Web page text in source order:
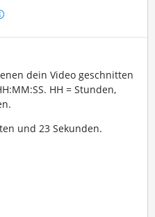
dein Video geschnitten
HH = Stunden,
und 23 Sekunden.